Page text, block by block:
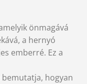
önmagává
a hernyó
emberré. Ez a
bemutatja, hogyan